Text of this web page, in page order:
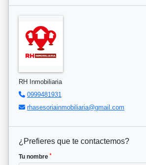
RH Inmobiliaria
0999481931
rhasesoriainmobiliaria@gmail.com
¿Prefieres que te contactemos?
Tu nombre *